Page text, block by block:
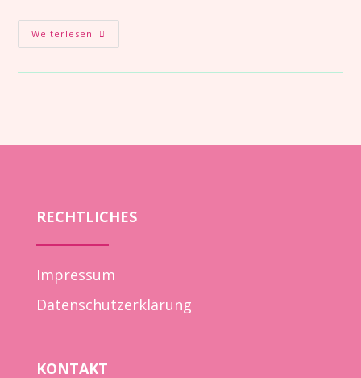
Weiterlesen
RECHTLICHES
Impressum
Datenschutzerklärung
KONTAKT